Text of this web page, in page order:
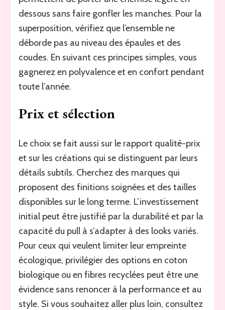
dessous sans faire gonfler les manches. Pour la
superposition, vérifiez que l’ensemble ne
déborde pas au niveau des épaules et des
coudes. En suivant ces principes simples, vous
gagnerez en polyvalence et en confort pendant
toute l’année.
Prix et sélection
Le choix se fait aussi sur le rapport qualité-prix
et sur les créations qui se distinguent par leurs
détails subtils. Cherchez des marques qui
proposent des finitions soignées et des tailles
disponibles sur le long terme. L’investissement
initial peut être justifié par la durabilité et par la
capacité du pull à s’adapter à des looks variés.
Pour ceux qui veulent limiter leur empreinte
écologique, privilégier des options en coton
biologique ou en fibres recyclées peut être une
évidence sans renoncer à la performance et au
style. Si vous souhaitez aller plus loin, consultez